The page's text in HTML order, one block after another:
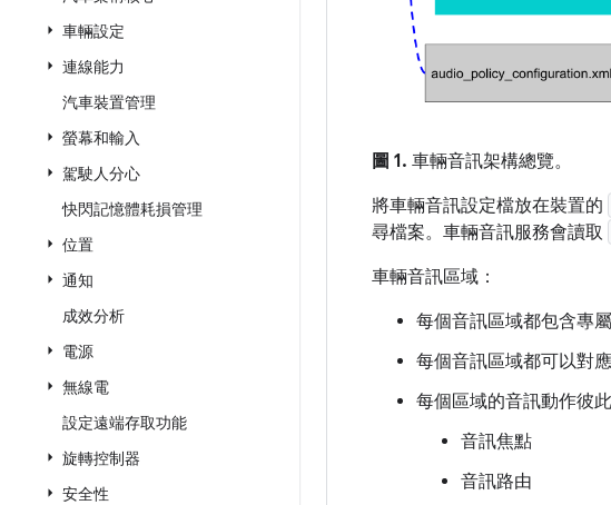
車輛設定
連線能力
汽車裝置管理
螢幕和輸入
駕駛人分心
快閃記憶體耗損管理
位置
通知
成效分析
電源
無線電
設定遠端存取功能
旋轉控制器
安全性
圖 1. 車輛音訊架構總覽。
將車輛音訊設定檔放在裝置的
尋檔案。車輛音訊服務會讀取
車輛音訊區域：
每個音訊區域都包含專
每個音訊區域都可以對
每個區域的音訊動作彼此
音訊焦點
音訊路由